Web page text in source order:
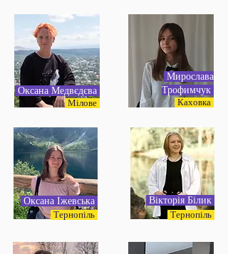
Оксана Медвєдєва
Мілове
Тернопіль
Оксана Іжевська
Каховка
Мирослава
Трофимчук
Тернопіль
Вікторія Білик